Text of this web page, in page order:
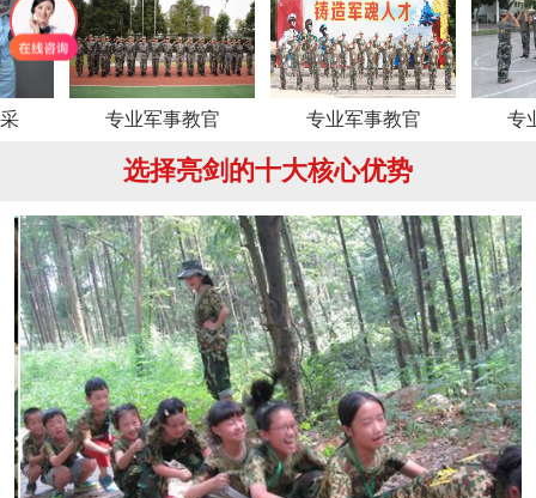
专业军事教官 专业军事教官 专业军事
选择亮剑的十大核心优势